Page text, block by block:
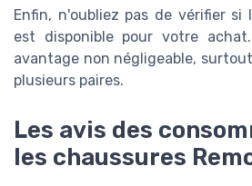
Enfin, n'oubliez pas de vérifier si
est disponible pour votre
avantage non négligeable,
plusieurs paires.
Les avis des
les chaussures